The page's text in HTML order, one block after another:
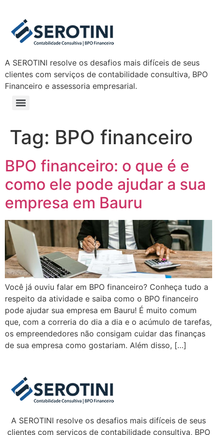
A SEROTINI resolve os desafios mais difíceis de seus
clientes com serviços de contabilidade consultiva, BPO
Financeiro e assessoria empresarial.
Tag: BPO financeiro
BPO financeiro: o que é e
como ele pode ajudar a sua
empresa em Bauru
Você já ouviu falar em BPO financeiro? Conheça tudo a
respeito da atividade e saiba como o BPO financeiro
pode ajudar sua empresa em Bauru! É muito comum
que, com a correria do dia a dia e o acúmulo de tarefas,
os empreendedores não consigam cuidar das finanças
de sua empresa como gostariam. Além disso, […]
A SEROTINI resolve os desafios mais difíceis de seus
clientes com serviços de contabilidade consultiva, BPO